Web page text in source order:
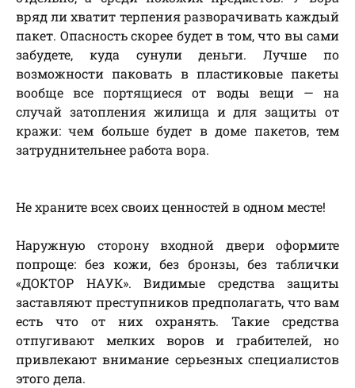
вряд ли хватит терпения разворачивать каждый
пакет. Опасность скорее будет в том, что вы сами
забудете, куда сунули деньги. Лучше по
возможности паковать в пластиковые пакеты
вообще все портящиеся от воды вещи — на
случай затопления жилища и для защиты от
кражи: чем больше будет в доме пакетов, тем
затруднительнее работа вора.
Не храните всех своих ценностей в одном месте!
Наружную сторону входной двери оформите
попроще: без кожи, без бронзы, без таблички
«ДОКТОР НАУК». Видимые средства защиты
заставляют преступников предполагать, что вам
есть что от них охранять. Такие средства
отпугивают мелких воров и грабителей, но
привлекают внимание серьезных специалистов
этого дела.